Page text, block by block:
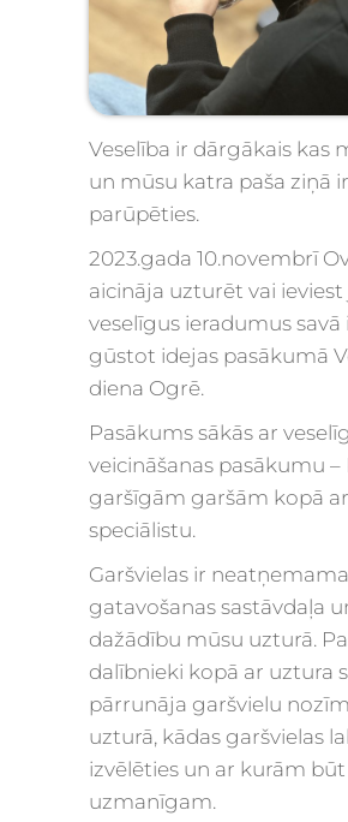
Veselība ir dārgākais kas
un mūsu katra paša ziņā
parūpēties.
2023.gada 10.novembrī
aicināja uzturēt vai ieviest
veselīgus ieradumus savā
gūstot idejas pasākumā
diena Ogrē.
Pasākums sākās ar
veicināšanas pasākumu –
garšīgām garšām kopā
speciālistu.
Garšvielas ir
gatavošanas sastāvdaļa
dažādību mūsu uzturā.
dalībnieki kopā ar uztura
pārrunāja garšvielu
uzturā, kādas garšvielas
izvēlēties un ar kurām būt
uzmanīgam.